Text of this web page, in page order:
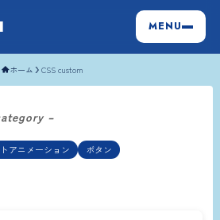
MENU
ホーム CSS custom
–
アニメーション ボタン